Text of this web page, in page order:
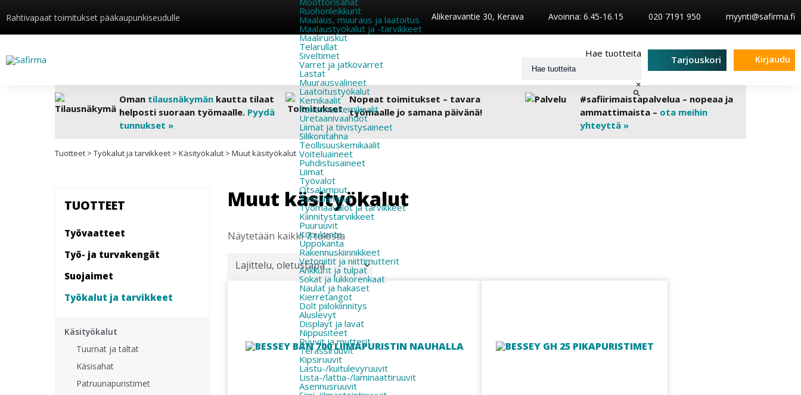
Rahtivapaat toimitukset pääkaupunkiseudulle Alikeravantie 30, Kerava Avoinna: 6.45-16.15 020 7191 950 myynti@safirma.fi
Ruohonleikkurit
Maalaus, muuraus ja laatoitus
Maalaustyökalut ja -tarvikkeet
Maaliruiskut
Telarullat
Siveltimet
Varret ja jatkovarret
Lastat
Muurausvälineet
Laatoitustyökalut
Kemikaalit
Rakennuskemikaalit
Uretaanivaahdot
Liimat ja tiivistysaineet
Silikonitahna
Teollisuuskemikaalit
Voiteluaineet
Puhdistusaineet
Liimat
Työvalot
Otsalamput
Taskulamput
Työmaavalot ja tarvikkeet
Kiinnitys­tarvikkeet
Puuruuvit
Kupukanta
Uppokanta
Rakennuskiinnikkeet
Vetoniitit ja niittimutterit
Ankkurit ja tulpat
Sokat ja lukkorenkaat
Naulat ja hakaset
Kierretangot
Dolt piilokiinnitys
Aluslevyt
Displayt ja lavat
Nippusiteet
Ruuvit ja mutterit
Terassiruuvit
Kipsiruuvit
Lastu-/kuitulevyruuvit
Lista-/lattia-/laminaattiruuvit
Asennusruuvit
Hae tuotteita
×
Tarjouskori Kirjaudu
Oman tilausnäkymänkautta tilaat
helposti suoraan työmaalle. Pyydä
tunnukset »
Nopeat toimitukset – tavara
työmaalle jo samana päivänä!
#safiirimaistapalvelua – nopeaa ja
ammattimaista – ota meihin
yhteyttä »
Tuotteet > Työkalut ja tarvikkeet > Käsityökalut > Muut käsityökalut
TUOTTEET
Työvaatteet
Työ- ja turvakengät
Suojaimet
Työkalut ja tarvikkeet
Käsityökalut
Tuurnat ja taltat
Käsisahat
Patruunapuristimet
Muut käsityökalut
Näytetään kaikki 7 tulosta